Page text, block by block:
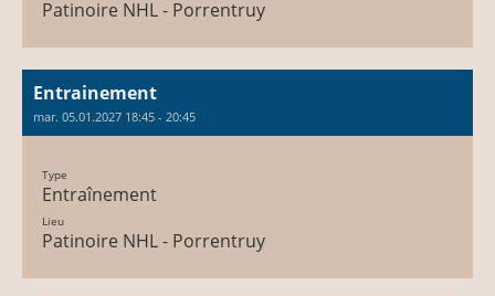
Patinoire NHL - Porrentruy
Entrainement
mar. 05.01.2027 18:45 - 20:45
Type
Entraînement
Lieu
Patinoire NHL - Porrentruy